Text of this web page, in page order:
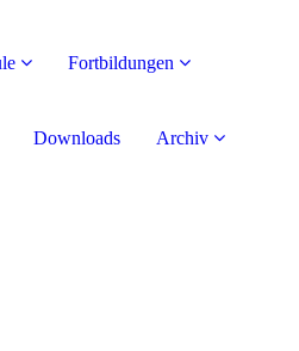
Fortbildungen
Downloads Archiv